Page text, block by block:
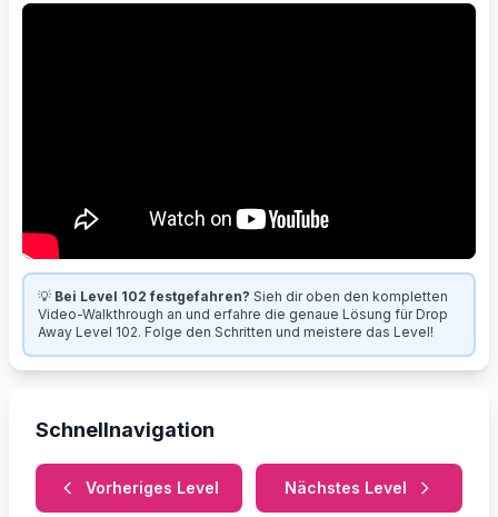
💡 Bei Level 102 festgefahren? Sieh dir oben den kompletten
Video-Walkthrough an und erfahre die genaue Lösung für Drop
Away Level 102. Folge den Schritten und meistere das Level!
Schnellnavigation
Vorheriges Level Nächstes Level